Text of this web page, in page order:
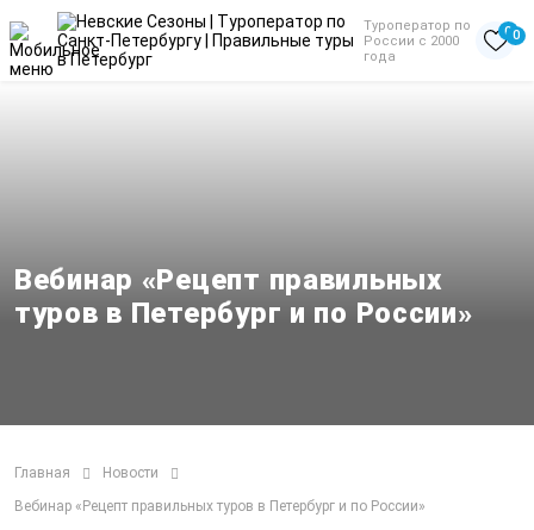
Туроператор по
России с 2000
года
00
Вебинар «Рецепт правильных
туров в Петербург и по России»
Главная
Новости
Вебинар «Рецепт правильных туров в Петербург и по России»